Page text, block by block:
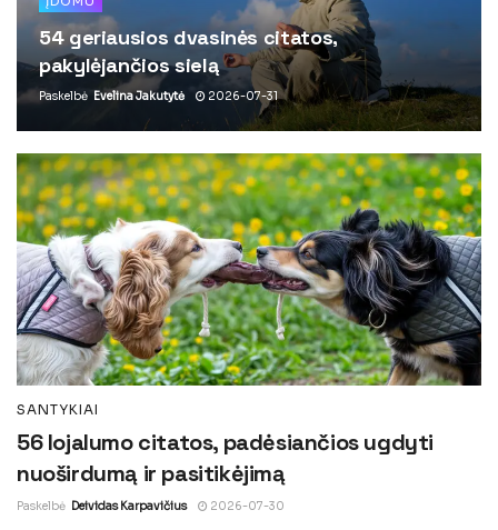
54 geriausios dvasinės citatos,
pakylėjančios sielą
Paskelbė Evelina Jakutytė 2026-07-31
SANTYKIAI
56 lojalumo citatos, padėsiančios ugdyti
nuoširdumą ir pasitikėjimą
Paskelbė Deividas Karpavičius 2026-07-30